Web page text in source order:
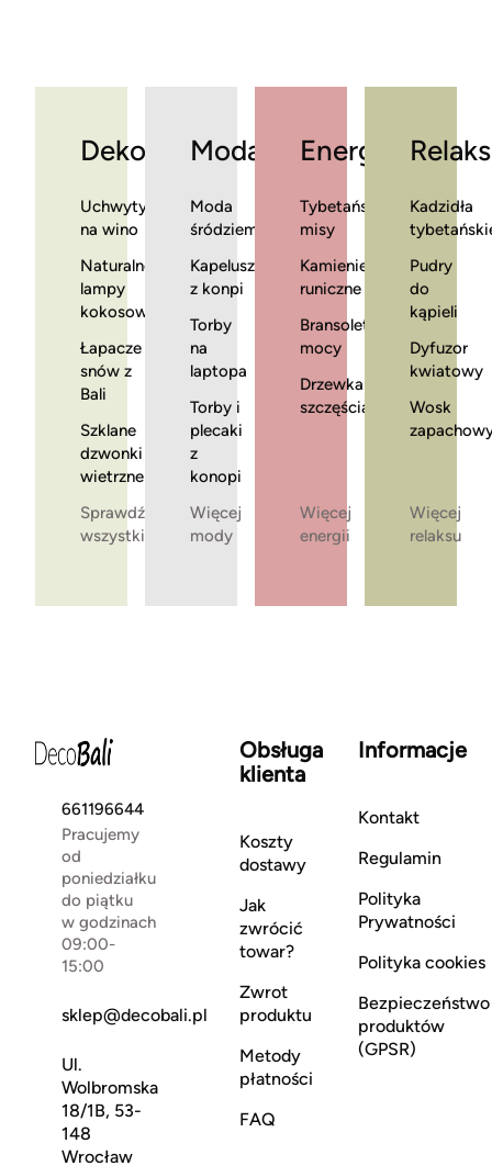
Dekoracje
Uchwyty
na wino
Naturalne
lampy
kokosowe
Łapacze
snów z
Bali
Szklane
dzwonki
wietrzne
Sprawdź
wszystkie
Moda
Moda
śródziemnomorska
Kapelusze
z konpi
Torby
na
laptopa
Torby i
plecaki
z
konopi
Więcej
mody
Energia
Tybetańskie
misy
Kamienie
runiczne
Bransoletki
mocy
Drzewka
szczęścia
Więcej
energii
Relaks
Kadzidła
Pudry
do
kąpieli
Dyfuzor
kwiatowy
Wosk
Więcej
relaksu
661196644
Pracujemy
od
poniedziałku
do piątku
w godzinach
09:00-
15:00
sklep@decobali.pl
Ul.
Wolbromska
18/1B, 53-
148
Wrocław
Obsługa
klienta
Koszty
dostawy
Jak
zwrócić
towar?
Zwrot
produktu
Metody
płatności
FAQ
Informacje
Kontakt
Regulamin
Polityka
Prywatności
Polityka cookies
Bezpieczeństwo
produktów
(GPSR)